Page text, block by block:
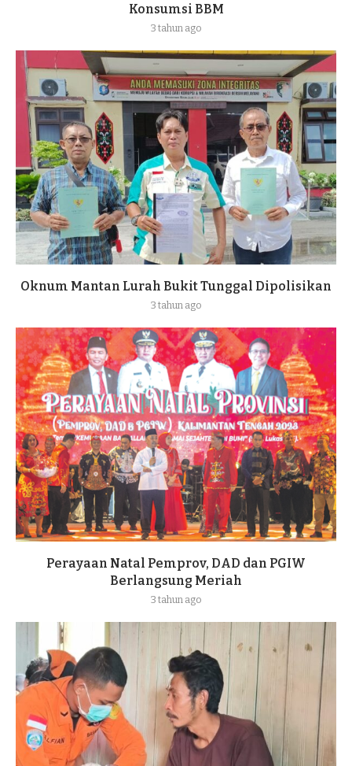
Konsumsi BBM
3 tahun ago
Oknum Mantan Lurah Bukit Tunggal Dipolisikan
3 tahun ago
Perayaan Natal Pemprov, DAD dan PGIW
Berlangsung Meriah
3 tahun ago